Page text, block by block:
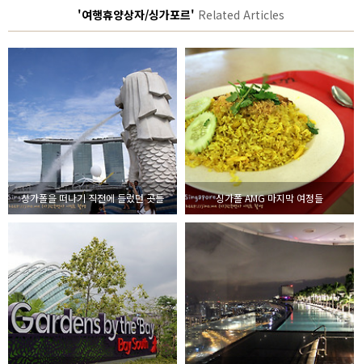
'여행휴양상자/싱가포르' Related Articles
싱가폴을 떠나기 직전에 들렀던 곳들 싱가폴 AMG 마지막 여정들